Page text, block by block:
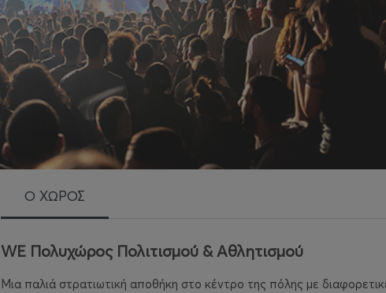
Ο ΧΩΡΟΣ
WE Πολυχώρος Πολιτισμού & Αθλητισμού
Μια παλιά στρατιωτική αποθήκη στο κέντρο της πόλης με